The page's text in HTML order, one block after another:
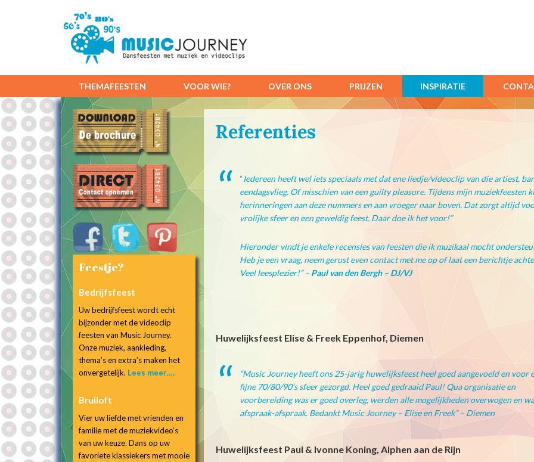
THEMAFEESTEN VOOR WIE? OVER ONS PRIJZEN INSPIRATIE
Referenties
“Iedereen heeft wel iets speciaals met dat ene liedje/videoclip van die artiest,
eendagsvlieg. Of misschien van een guilty pleasure. Tijdens mijn muziekfeesten
herinneringen aan deze nummers en aan vroeger naar boven. Dat zorgt altijd
vrolijke sfeer en een geweldig feest. Daar doe ik het voor!”
Hieronder vindt je enkele recensies van feesten die ik muzikaal mocht
Heb je een vraag, neem gerust even contact met me op of laat een berichtje
Veel leesplezier!” – Paul van den Bergh – DJ/VJ
Huwelijksfeest Elise & Freek Eppenhof, Diemen
“Music Journey heeft ons 25-jarig huwelijksfeest heel goed aangevoeld en voor
fijne 70/80/90’s sfeer gezorgd. Heel goed gedraaid Paul! Qua organisatie en
voorbereiding was er goed overleg, werden alle mogelijkheden overwogen en
afspraak-afspraak. Bedankt Music Journey – Elise en Freek” – Diemen
Huwelijksfeest Paul & Ivonne Koning, Alphen aan de Rijn
Feestje?
Bedrijfsfeest
Uw bedrijfsfeest wordt echt
bijzonder met de videoclip
feesten van Music Journey.
Onze muziek, aankleding,
thema’s en extra’s maken het
onvergetelijk. Lees meer….
Bruiloft
Vier uw liefde met vrienden en
familie met de muziekvideo’s
van uw keuze. Dans op uw
favoriete klassiekers met mooie